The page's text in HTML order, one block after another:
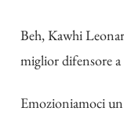
Beh, Kawhi
miglior difensore a
Emozioniamoci